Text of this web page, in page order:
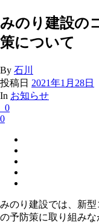
みのり建設の
策について
By 石川
投稿日 2021年1月28日
In お知らせ
0
0
みのり建設では、新
の予防策に取り組み